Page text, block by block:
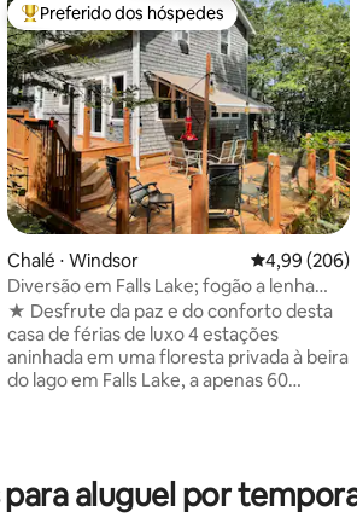
média de 5, 168 avaliações
Entre os melhores preferidos dos hóspedes
Preferido dos hóspedes
Chalé ⋅ Windsor 4,99 de
4,99 (206)
Diversão em Falls Lake; fogão a lenha
aconchegante
★ Desfrute da paz e do conforto desta
casa de férias de luxo 4 estações
aninhada em uma floresta privada à beira
do lago em Falls Lake, a apenas 60
granito com bar de café da manhã,
eletrodomésticos novos e 2 banheiros
aluguel por